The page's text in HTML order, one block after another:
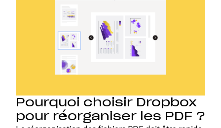
Pourquoi choisir Dropbox
pour réorganiser les PDF ?